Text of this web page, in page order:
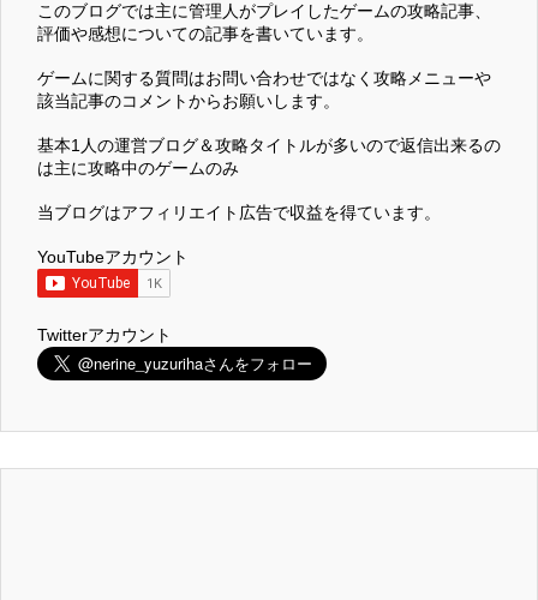
このブログでは主に管理人がプレイしたゲームの攻略記事、
評価や感想についての記事を書いています。
ゲームに関する質問はお問い合わせではなく攻略メニューや
該当記事のコメントからお願いします。
基本1人の運営ブログ＆攻略タイトルが多いので返信出来るの
は主に攻略中のゲームのみ
当ブログはアフィリエイト広告で収益を得ています。
YouTubeアカウント
Twitterアカウント